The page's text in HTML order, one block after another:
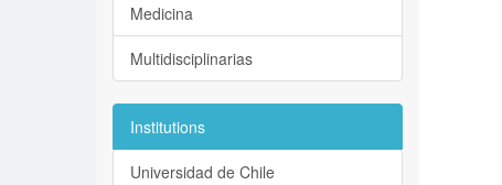
Medicina
Multidisciplinarias
Institutions
Universidad de Chile